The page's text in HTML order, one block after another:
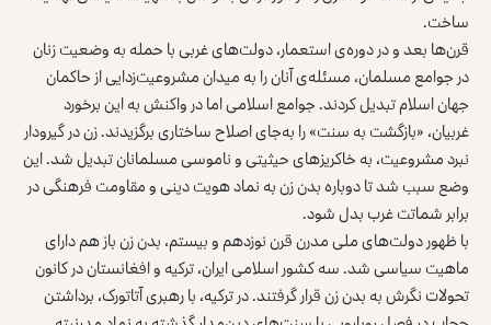
ساخت.
قرن‌ها بعد و در دوره‌ی استعمار، دولت‌های غربی با حمله به وضعیت زنان
در جوامع مسلمان، مسئله‌ی آنان را به میدان مشروعیت‌زدایی از حاکمان
جهان اسلام تبدیل کردند. جوامع اسلامی اما در واکنش به این برخورد
غربیان، «بازگشت به سنت» را به‌جای اصلاح ساختاری برگزیدند. زن در گیرودار
نبرد مشروعیت، به خاکریزهای حیثیتی و ناموسی مسلمانان تبدیل شد. این
وضع سبب شد تا دوباره بدن زن به نماد هویت دینی و مقاومت فرهنگی در
برابر شماتت غرب بدل شود.
با ظهور دولت‌های ملی مدرن قرن نوزدهم و بیستم، بدن زن باز هم دارای
ماهیت سیاسی شد. سه کشور اسلامی ایران، ترکیه و افغانستان در کانون
تحولات نگرش به بدن زن قرار گرفتند. در ترکیه، با رهبری آتاتورک، برداشتن